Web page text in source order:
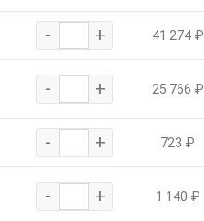
- + 41 274 ₽
- + 25 766 ₽
- + 723 ₽
- + 1 140 ₽